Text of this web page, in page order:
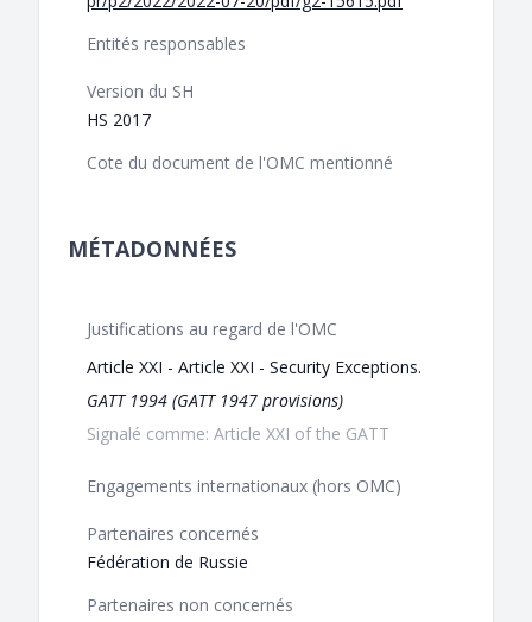
Entités responsables
Version du SH
HS 2017
Cote du document de l'OMC mentionné
MÉTADONNÉES
Justifications au regard de l'OMC
Article XXI - Article XXI - Security Exceptions.
GATT 1994 (GATT 1947 provisions)
Signalé comme: Article XXI of the GATT
Engagements internationaux (hors OMC)
Partenaires concernés
Fédération de Russie
Partenaires non concernés